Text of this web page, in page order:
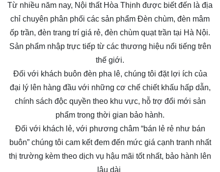
Từ nhiều năm nay, Nội thất Hòa Thịnh được biết đến là địa
chỉ chuyên phân phối các sản phẩm Đèn chùm, đèn mâm
ốp trần, đèn trang trí giá rẻ, đèn chùm quạt trần tại Hà Nội.
Sản phẩm nhập trực tiếp từ các thương hiệu nổi tiếng trên
thế giới.
Đối với khách buôn đèn pha lê, chúng tôi đặt lợi ích của
đại lý lên hàng đầu với những cơ chế chiết khấu hấp dẫn,
chính sách độc quyền theo khu vực, hỗ trợ đổi mới sản
phẩm trong thời gian bảo hành.
Đối với khách lẻ, với phương châm “bán lẻ rẻ như bán
buôn” chúng tôi cam kết đem đến mức giá cạnh tranh nhất
thị trường kèm theo dịch vụ hậu mãi tốt nhất, bảo hành lên
lâu dài